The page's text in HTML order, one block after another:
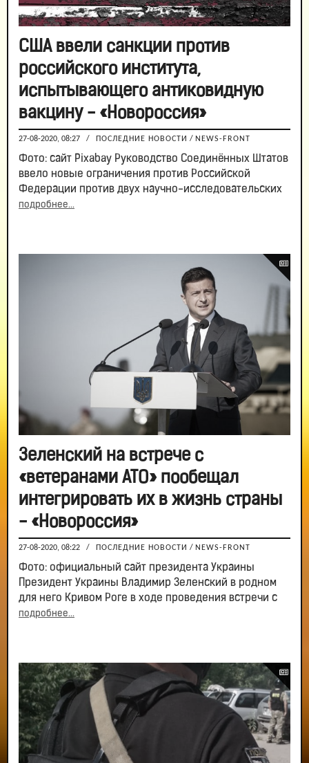
США ввели санкции против
российского института,
испытывающего антиковидную
вакцину - «Новороссия»
27-08-2020, 08:27 / ПОСЛЕДНИЕ НОВОСТИ / NEWS-FRONT
Фото: сайт Pixabay Руководство Соединённых Штатов
ввело новые ограничения против Российской
Федерации против двух научно-исследовательских
подробнее...
Зеленский на встрече с
«ветеранами АТО» пообещал
интегрировать их в жизнь страны
- «Новороссия»
27-08-2020, 08:22 / ПОСЛЕДНИЕ НОВОСТИ / NEWS-FRONT
Фото: официальный сайт президента Украины
Президент Украины Владимир Зеленский в родном
для него Кривом Роге в ходе проведения встречи с
подробнее...